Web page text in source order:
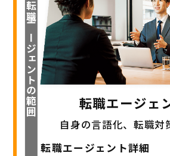
転職エージェントの範囲 転職エージェ
自身の言語化、転職対
転職エージェント詳細